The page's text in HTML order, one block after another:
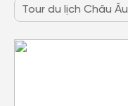
Tour du lịch Châu Âu